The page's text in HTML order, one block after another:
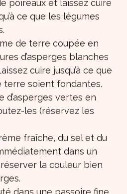
poireaux et laissez cuire
ce que les légumes
de terre coupée en
d’asperges blanches
cuire jusqu’à ce que
terre soient fondantes.
d’asperges vertes en
les (réservez les
fraîche, du sel et du
dans un
la couleur bien
dans une passoire fine